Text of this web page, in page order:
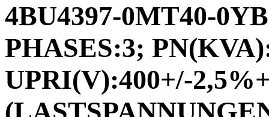
4BU4397-0MT40-
PHASES:3;
UPRI(V):400+/-